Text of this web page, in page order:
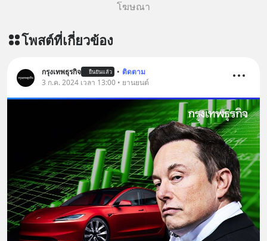
เครียด หลับยาก ผมอยากแนะนำ
บรรเทาความเครียด ลดความวิตกกังวล
เพิ่มการผ่อนคลาย ซึ่งช่วยให้การนอน
หลับมีประสิทธิภาพมากยิ่งขึ้น 📍 สนใจ
สั่งซื้อสินค้า Diip CBD 💬 LINE :
@diipgeek 🔗 หรือกดลิงก์
https://lin.ee/U91Fzyz
โฆษณา
โพสต์ที่เกี่ยวข้อง
กรุงเทพธุรกิจ ยืนยันแล้ว • ติดตาม
3 ก.ค. 2024 เวลา 13:00 • ยานยนต์